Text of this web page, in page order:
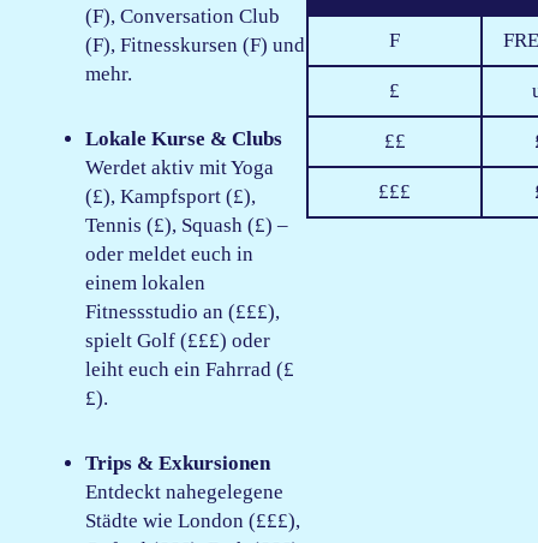
(F), Conversation Club
(F), Fitnesskursen (F) und
mehr.
Lokale Kurse & Clubs
Werdet aktiv mit Yoga
(£), Kampfsport (£),
Tennis (£), Squash (£) –
oder meldet euch in
einem lokalen
Fitnessstudio an (£££),
spielt Golf (£££) oder
leiht euch ein Fahrrad (£
£).
Trips & Exkursionen
Entdeckt nahegelegene
Städte wie London (£££),
F
£
££
£££